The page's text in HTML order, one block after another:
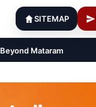
SITEMAP
Beyond Mataram